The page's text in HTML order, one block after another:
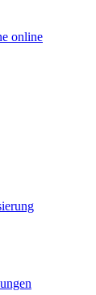
online